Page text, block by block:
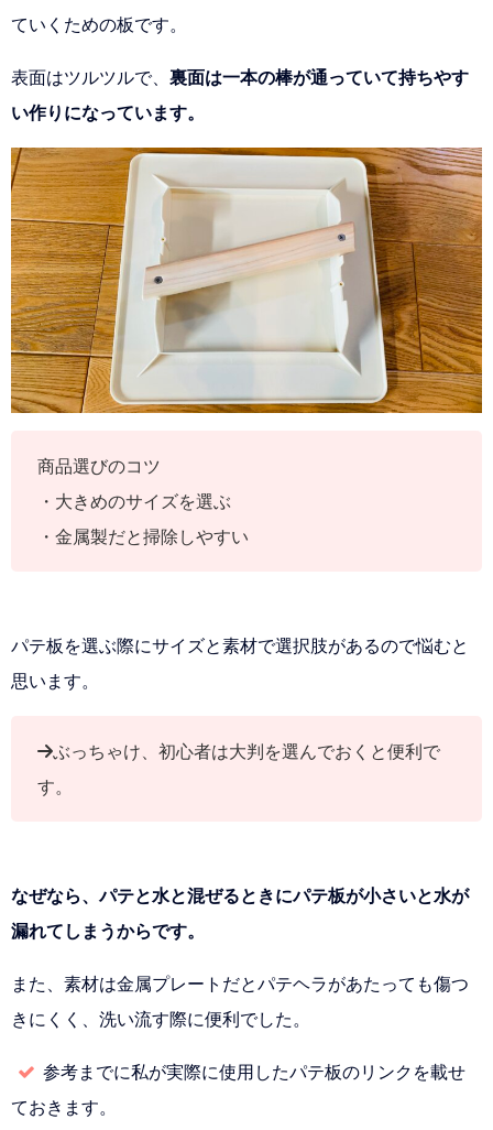
ていくための板です。
表面はツルツルで、 裏面は一本の棒が通っていて持ちやす
い作りになっています。
商品選びのコツ
・大きめのサイズを選ぶ
・金属製だと掃除しやすい
パテ板を選ぶ際にサイズと素材で選択肢があるので悩むと
思います。
→ぶっちゃけ、初心者は大判を選んでおくと便利で
す。
なぜなら、パテと水と混ぜるときにパテ板が小さいと水が
漏れてしまうからです。
また、素材は金属プレートだとパテヘラがあたっても傷つ
きにくく、洗い流す際に便利でした。
参考までに私が実際に使用したパテ板のリンクを載せ
ておきます。